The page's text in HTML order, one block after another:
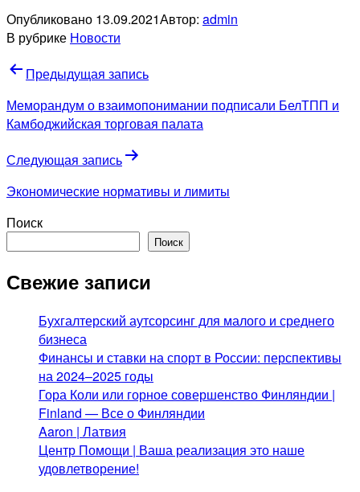
Опубликовано 13.09.2021Автор: admin
В рубрике Новости
Навигация
по
записям
Предыдущая запись
Меморандум о взаимопонимании подписали БелТПП и
Камбоджийская торговая палата
Следующая запись
Экономические нормативы и лимиты
Поиск
Поиск
Свежие записи
Бухгалтерский аутсорсинг для малого и среднего
бизнеса
Финансы и ставки на спорт в России: перспективы
на 2024–2025 годы
Гора Коли или горное совершенство Финляндии |
Finland — Все о Финляндии
Aaron | Латвия
Центр Помощи | Ваша реализация это наше
удовлетворение!